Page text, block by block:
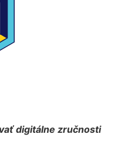
digitálne zručnosti